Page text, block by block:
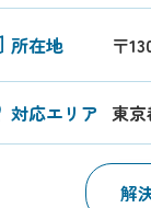
所在地 〒
対応エリア 東京
解